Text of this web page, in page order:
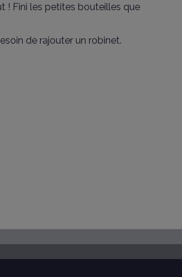
! Fini les petites bouteilles que
de rajouter un robinet.